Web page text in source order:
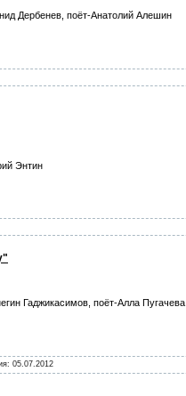
Дербенев, поёт-Анатолий Алешин
Энтин
Гаджикасимов, поёт-Алла Пугачева
05.07.2012